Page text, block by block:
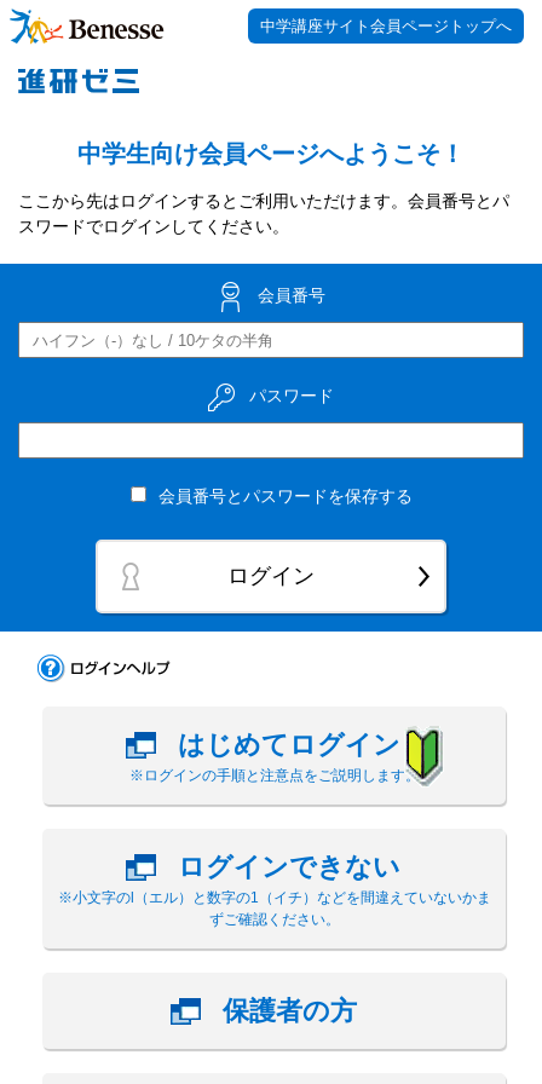
中学講座サイト会員ページトップへ
中学生向け会員ページへようこそ！
ここから先はログインするとご利用いただけます。会員番号とパ
スワードでログインしてください。
会員番号
パスワード
会員番号とパスワードを保存する
ログイン
はじめてログイン
※ログインの手順と注意点をご説明します。
ログインできない
※小文字のl（エル）と数字の1（イチ）などを間違えていないかま
ずご確認ください。
保護者の方